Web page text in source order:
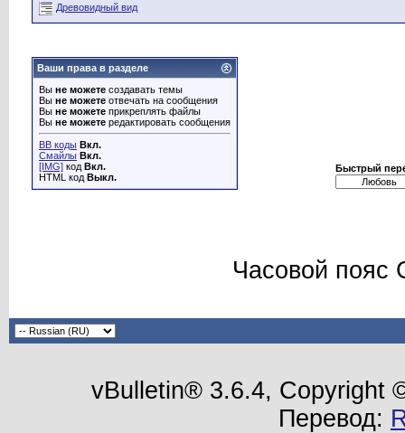
Древовидный вид
Ваши права в разделе
Вы не можете создавать темы
Вы не можете отвечать на сообщения
Вы не можете прикреплять файлы
Вы не можете редактировать сообщения
BB коды Вкл.
Смайлы Вкл.
[IMG] код Вкл.
HTML код Выкл.
Быстрый
Часовой пояс
vBulletin® 3.6.4, Copyright
Перевод: